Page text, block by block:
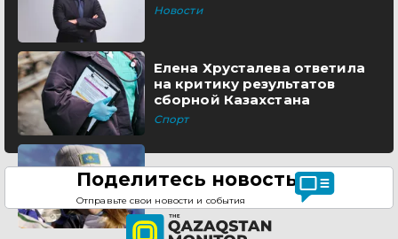
Новости
Елена Хрусталева ответила
на критику результатов
сборной Казахстана
Спорт
Поделитесь новостью
Отправьте свои новости и события